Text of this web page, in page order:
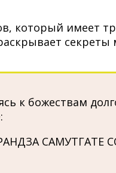
который имеет
к божествам
САМУТГАТЕ